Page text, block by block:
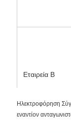
Εταιρεία Β
Ηλεκτροφόρηση
εναντίον